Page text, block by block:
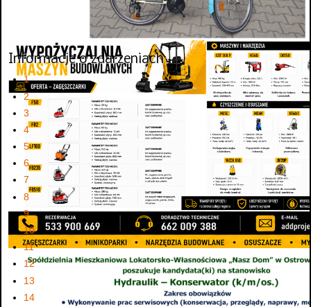
Informacje o zdarzeniach
1
2
3
4
5
6
7
8
9
10
11
12
13
14